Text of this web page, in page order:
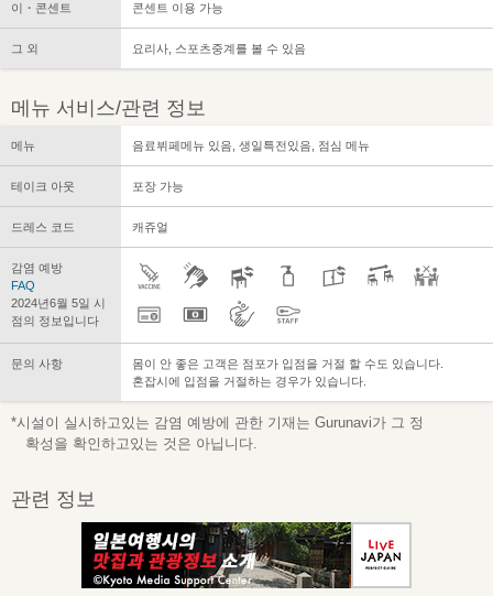
이・콘센트
콘센트 이용 가능
그 외 요리사, 스포츠중계를 볼 수 있음
메뉴 서비스/관련 정보
메뉴 음료뷔페메뉴 있음, 생일특전있음, 점심 메뉴
테이크 아웃 포장 가능
드레스 코드 캐쥬얼
감염 예방
FAQ
2024년6월 5일 시
점의 정보입니다
문의 사항
몸이 안 좋은 고객은 점포가 입점을 거절 할 수도 있습니다.
혼잡시에 입점을 거절하는 경우가 있습니다.
*시설이 실시하고있는 감염 예방에 관한 기재는 Gurunavi가 그 정
확성을 확인하고있는 것은 아닙니다.
관련 정보